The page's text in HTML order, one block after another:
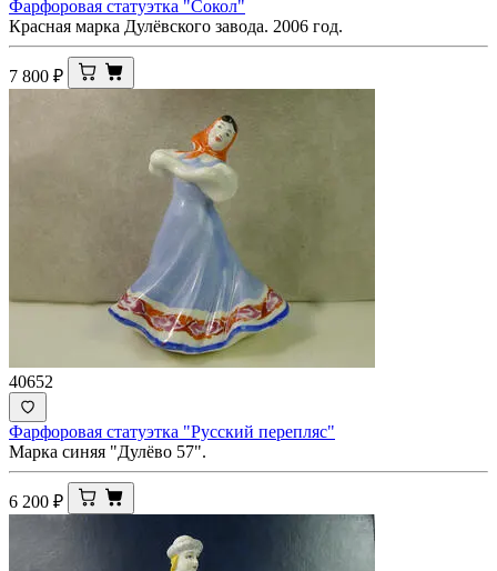
Фарфоровая статуэтка "Сокол"
Красная марка Дулёвского завода. 2006 год.
7 800 ₽
40652
Фарфоровая статуэтка "Русский перепляс"
Марка синяя "Дулёво 57".
6 200 ₽